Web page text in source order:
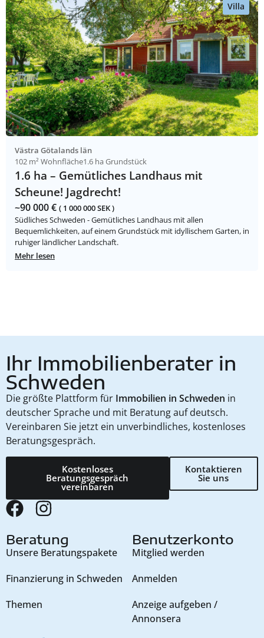
Villa
Västra Götalands län
102 m² Wohnfläche1.6 ha Grundstück
1.6 ha – Gemütliches Landhaus mit
Scheune! Jagdrecht!
~90 000 € ( 1 000 000 SEK )
Südliches Schweden - Gemütliches Landhaus mit allen
Bequemlichkeiten, auf einem Grundstück mit idyllischem Garten, in
ruhiger ländlicher Landschaft.
Mehr lesen
Ihr Immobilienberater in
Schweden
Die größte Plattform für Immobilien in Schweden in
deutscher Sprache und mit Beratung auf deutsch.
Vereinbaren Sie jetzt ein unverbindliches, kostenloses
Beratungsgespräch.
Kostenloses
Beratungsgespräch
vereinbaren
Kontaktieren
Sie uns
Beratung
Unsere Beratungspakete
Finanzierung in Schweden
Themen
Benutzerkonto
Mitglied werden
Anmelden
Anzeige aufgeben /
Annonsera